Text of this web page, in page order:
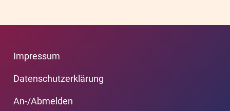
Impressum
Datenschutzerklärung
An-/Abmelden